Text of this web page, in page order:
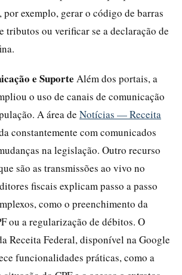
exemplo, gerar o código de barras
tributos ou verificar se a declaração de
e Suporte Além dos portais, a
o uso de canais de comunicação
A área de Notícias — Receita
constantemente com comunicados
na legislação. Outro recurso
são as transmissões ao vivo no
fiscais explicam passo a passo
como o preenchimento da
ou a regularização de débitos. O
Receita Federal, disponível na Google
funcionalidades práticas, como a